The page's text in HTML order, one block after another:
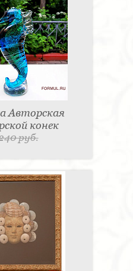
Авторская
конек
руб.